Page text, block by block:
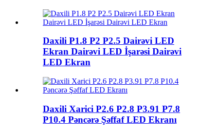
Daxili P1.8 P2 P2.5 Dairəvi LED
Ekran Dairəvi LED İşarəsi Dairəvi
LED Ekran
Daxili Xarici P2.6 P2.8 P3.91 P7.8
P10.4 Pəncərə Şəffaf LED Ekranı